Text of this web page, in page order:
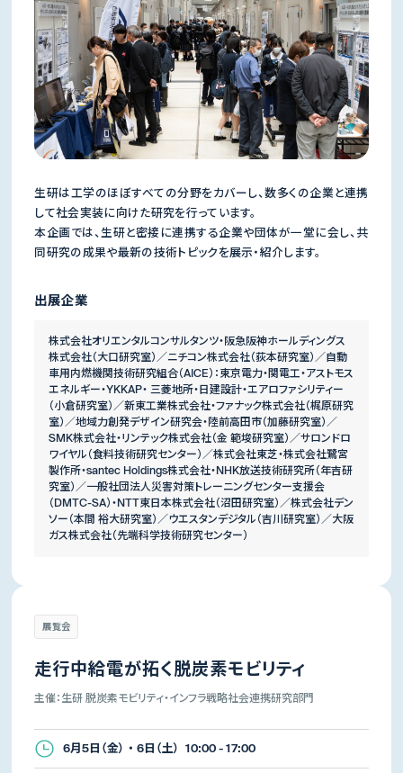
生研は工学のほぼすべての分野をカバーし、数多くの企業と連携
して社会実装に向けた研究を行っています。
本企画では、生研と密接に連携する企業や団体が一堂に会し、共
同研究の成果や最新の技術トピックを展示・紹介します。
出展企業
株式会社オリエンタルコンサルタンツ・阪急阪神ホールディングス
株式会社（大口研究室）／ニチコン株式会社（荻本研究室）／自動
車用内燃機関技術研究組合（AICE）：東京電力・関電工・アストモス
エネルギー・YKKAP・ 三菱地所・日建設計・エアロファシリティー
（小倉研究室）／新東工業株式会社・ファナック株式会社（梶原研究
室）／地域力創発デザイン研究会・陸前高田市（加藤研究室）／
SMK株式会社・リンテック株式会社（金 範埈研究室）／サロンドロ
ワイヤル（食料技術研究センター）／株式会社東芝・株式会社鷺宮
製作所・santec Holdings株式会社・NHK放送技術研究所（年吉研
究室）／一般社団法人災害対策トレーニングセンター支援会
（DMTC-SA）・NTT東日本株式会社（沼田研究室）／株式会社デン
ソー（本間 裕大研究室）／ウエスタンデジタル（吉川研究室）／大阪
ガス株式会社（先端科学技術研究センター）
展覧会
走行中給電が拓く脱炭素モビリティ
主催：生研 脱炭素モビリティ・インフラ戦略社会連携研究部門
6月5日（金） ・ 6日（土） 10:00 - 17:00